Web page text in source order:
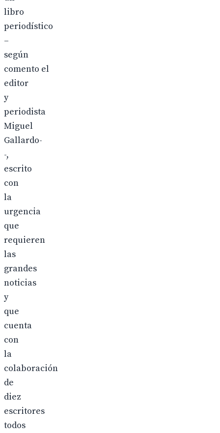
libro
periodístico
–
según
comento el
editor
y
periodista
Miguel
Gallardo-
-,
escrito
con
la
urgencia
que
requieren
las
grandes
noticias
y
que
cuenta
con
la
colaboración
de
diez
escritores
todos